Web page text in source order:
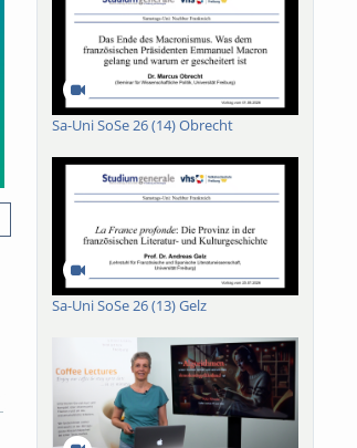
Sa-Uni SoSe 26 (14) Obrecht
Sa-Uni SoSe 26 (13) Gelz